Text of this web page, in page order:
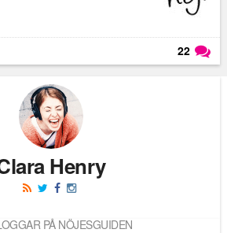
22
Henry
PÅ NÖJESGUIDEN